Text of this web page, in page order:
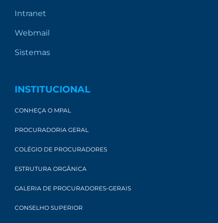
Intranet
Webmail
Sistemas
INSTITUCIONAL
CONHEÇA O MPAL
PROCURADORIA GERAL
COLÉGIO DE PROCURADORES
ESTRUTURA ORGÂNICA
GALERIA DE PROCURADORES-GERAIS
CONSELHO SUPERIOR